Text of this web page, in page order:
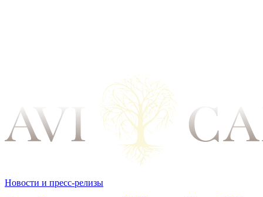
Новости и пресс-релизы